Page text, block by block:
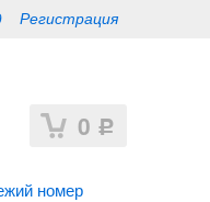
Регистрация
0 Р
номер